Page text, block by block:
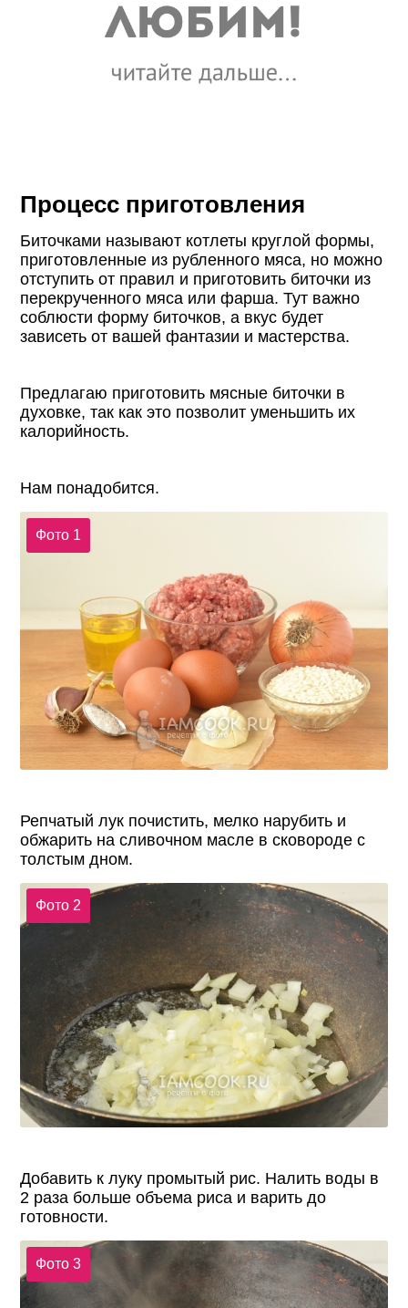
Процесс приготовления
Биточками называют котлеты круглой формы,
приготовленные из рубленного мяса, но можно
отступить от правил и приготовить биточки из
перекрученного мяса или фарша. Тут важно
соблюсти форму биточков, а вкус будет
зависеть от вашей фантазии и мастерства.
Предлагаю приготовить мясные биточки в
духовке, так как это позволит уменьшить их
калорийность.
Нам понадобится.
Фото 1
Репчатый лук почистить, мелко нарубить и
обжарить на сливочном масле в сковороде с
толстым дном.
Фото 2
Добавить к луку промытый рис. Налить воды в
2 раза больше объема риса и варить до
готовности.
Фото 3